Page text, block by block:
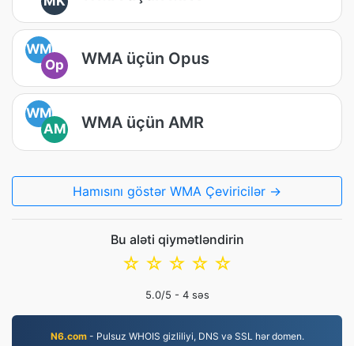
WM
Op
WMA üçün Opus
WM
AM
WMA üçün AMR
Hamısını göstər WMA Çeviricilər →
Bu aləti qiymətləndirin
☆
☆
☆
☆
☆
5.0/5 - 4səs
N6.com- Pulsuz WHOIS gizliliyi, DNS və SSL hər domen.